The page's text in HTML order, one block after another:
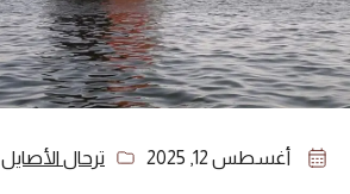
أغسطس 12, 2025 ترحال الأصايل